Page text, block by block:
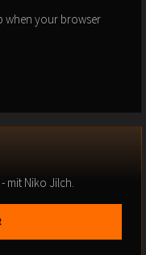
when your browser
mit Niko Jilch.